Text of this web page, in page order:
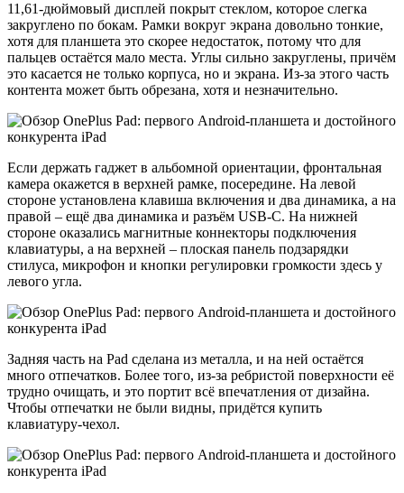
11,61-дюймовый дисплей покрыт стеклом, которое слегка
закруглено по бокам. Рамки вокруг экрана довольно тонкие,
хотя для планшета это скорее недостаток, потому что для
пальцев остаётся мало места. Углы сильно закруглены, причём
это касается не только корпуса, но и экрана. Из-за этого часть
контента может быть обрезана, хотя и незначительно.
Если держать гаджет в альбомной ориентации, фронтальная
камера окажется в верхней рамке, посередине. На левой
стороне установлена клавиша включения и два динамика, а на
правой – ещё два динамика и разъём USB-C. На нижней
стороне оказались магнитные коннекторы подключения
клавиатуры, а на верхней – плоская панель подзарядки
стилуса, микрофон и кнопки регулировки громкости здесь у
левого угла.
Задняя часть на Pad сделана из металла, и на ней остаётся
много отпечатков. Более того, из-за ребристой поверхности её
трудно очищать, и это портит всё впечатления от дизайна.
Чтобы отпечатки не были видны, придётся купить
клавиатуру-чехол.